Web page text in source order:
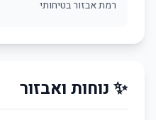
רמת אבזור בטיחותי
✨ נוחות ואבזור